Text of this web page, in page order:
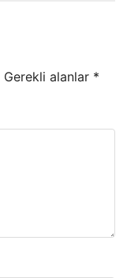
Gerekli alanlar *